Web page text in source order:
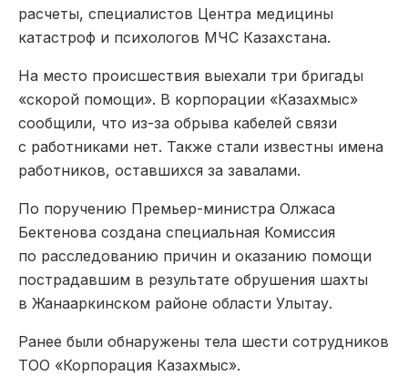
расчеты, специалистов Центра медицины
катастроф и психологов МЧС Казахстана.
На место происшествия выехали три бригады
«скорой помощи». В корпорации «Казахмыс»
сообщили, что из-за обрыва кабелей связи
с работниками нет. Также стали известны имена
работников, оставшихся за завалами.
По поручению Премьер-министра Олжаса
Бектенова создана специальная Комиссия
по расследованию причин и оказанию помощи
пострадавшим в результате обрушения шахты
в Жанааркинском районе области Улытау.
Ранее были обнаружены тела шести сотрудников
ТОО «Корпорация Казахмыс».